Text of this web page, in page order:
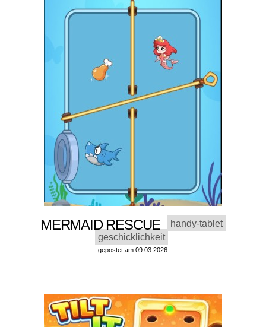
MERMAID RESCUE
handy-tablet
geschicklichkeit
gepostet am 09.03.2026